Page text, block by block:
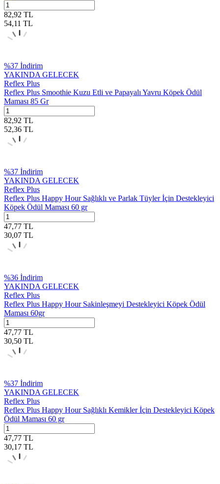
82,92 TL
54,11 TL
%37 İndirim
YAKINDA GELECEK
Reflex Plus
Reflex Plus Smoothie Kuzu Etli ve Papayalı Yavru Köpek Ödül
Maması 85 Gr
82,92 TL
52,36 TL
%37 İndirim
YAKINDA GELECEK
Reflex Plus
Reflex Plus Happy Hour Sağlıklı ve Parlak Tüyler İçin Destekleyici
Köpek Ödül Maması 60 gr
47,77 TL
30,07 TL
%36 İndirim
YAKINDA GELECEK
Reflex Plus
Reflex Plus Happy Hour Sakinleşmeyi Destekleyici Köpek Ödül
Maması 60gr
47,77 TL
30,50 TL
%37 İndirim
YAKINDA GELECEK
Reflex Plus
Reflex Plus Happy Hour Sağlıklı Kemikler İçin Destekleyici Köpek
Ödül Maması 60 gr
47,77 TL
30,17 TL